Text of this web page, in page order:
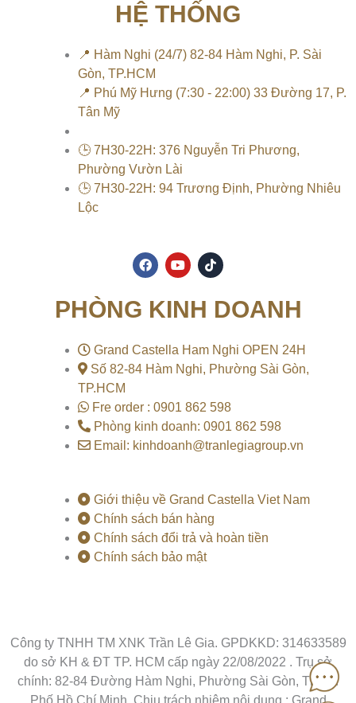
HỆ THỐNG
📍 Hàm Nghi (24/7) 82-84 Hàm Nghi, P. Sài
Gòn, TP.HCM
📍 Phú Mỹ Hưng (7:30 - 22:00) 33 Đường 17, P.
Tân Mỹ
🕒 7H30-22H: 376 Nguyễn Tri Phương,
Phường Vườn Lài
🕒 7H30-22H: 94 Trương Định, Phường Nhiêu
Lộc
F
a
o
k
Y
o
u
b
T
i
k
PHÒNG KINH DOANH
Grand Castella Ham Nghi OPEN 24H
Số 82-84 Hàm Nghi, Phường Sài Gòn,
TP.HCM
Fre order : 0901 862 598
Phòng kinh doanh: 0901 862 598
Email: kinhdoanh@tranlegiagroup.vn
Giới thiệu về Grand Castella Viet Nam
Chính sách bán hàng
Chính sách đổi trả và hoàn tiền
Chính sách bảo mật
Công ty TNHH TM XNK Trần Lê Gia. GPDKKD: 314633589
do sở KH & ĐT TP. HCM cấp ngày 22/08/2022 . Trụ sở
chính: 82-84 Đường Hàm Nghi, Phường Sài Gòn, Thành
Phố Hồ Chí Minh. Chịu trách nhiệm nội dung : Grand